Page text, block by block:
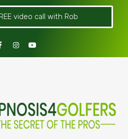
video call with Rob